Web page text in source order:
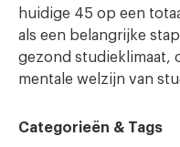
huidige 45 op een
als een belangrijke
gezond studieklimaat,
mentale welzijn van
Categorieën & Tags